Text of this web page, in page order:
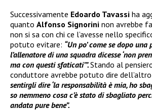
Successivamente Edoardo Tavassi ha
quanto Alfonso Signorini non avrebbe
non si sa con chi ce l’avesse nello
potuto evitare: “Un po’ come se dopo
l’allenatore di una squadra dicesse ‘non
ma con questi sfaticati’”.Stando al
conduttore avrebbe potuto dire
sentirgli dire ‘la responsabilità è mia, ho
so nemmeno cosa c’è stato di sbagliato
andata pure bene”.